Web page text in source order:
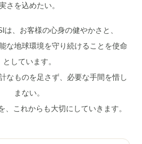
さを込めたい。
は、お客様の心身の健やかさと、
な地球環境を守り続けることを使命
としています。
なものを足さず、必要な手間を惜し
まない。
、これからも大切にしていきます。